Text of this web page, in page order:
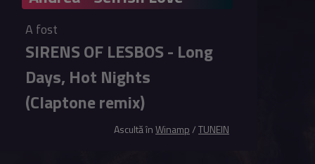
A fost
SIRENS OF LESBOS - Long
Days, Hot Nights
(Claptone remix)
Ascultă înWinamp/TUNEIN